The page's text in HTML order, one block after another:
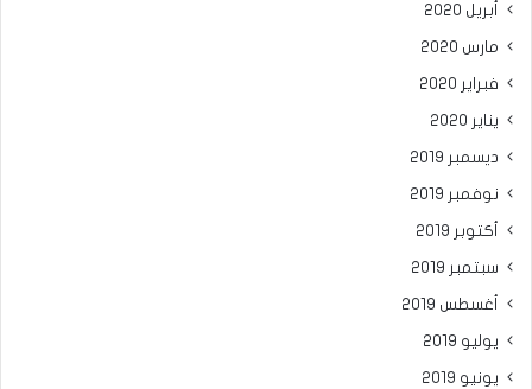
أبريل 2020
مارس 2020
فبراير 2020
يناير 2020
ديسمبر 2019
نوفمبر 2019
أكتوبر 2019
سبتمبر 2019
أغسطس 2019
يوليو 2019
يونيو 2019